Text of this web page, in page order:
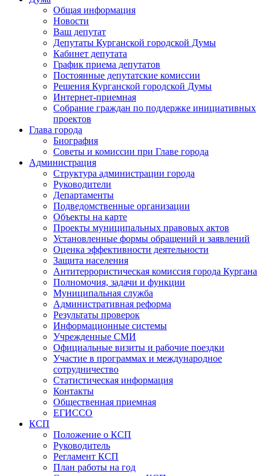
Общая информация
Новости
Ваш депутат
Депутаты Курганской городской Думы
Кабинет депутата
График приема депутатов
Постоянные депутатские комиссии
Решения Курганской городской Думы
Интернет-приемная
Собрание граждан по поддержке инициативных
проектов
Глава города
Биография
Советы и комиссии при Главе города
Администрация
Структура администрации города
Руководители
Департаменты
Подведомственные организации
Объекты на карте
Проекты муниципальных правовых актов
Установленные формы обращений и заявлений
Оценка эффективности деятельности
Защита населения
Антитеррористическая комиссия города Кургана
Полномочия, задачи и функции
Муниципальная служба
Административная реформа
Результаты проверок
Информационные системы
Учрежденные СМИ
Официальные визиты и рабочие поездки
Участие в программах и международное
сотрудничество
Статистическая информация
Контакты
Общественная приемная
ЕГИССО
КСП
Положение о КСП
Руководитель
Регламент КСП
План работы на год